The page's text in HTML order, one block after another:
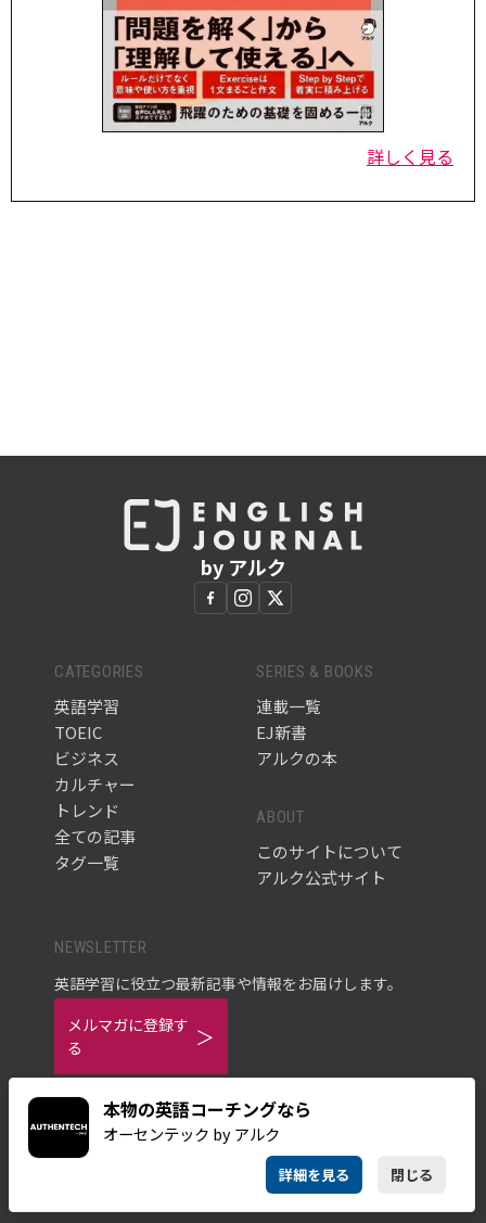
詳しく見る
本物の英語コーチングなら
オーセンテック by アルク
詳細を見る 閉じる
by アルク
CATEGORIES
英語学習
TOEIC
ビジネス
カルチャー
トレンド
全ての記事
タグ一覧
SERIES & BOOKS
連載一覧
EJ新書
アルクの本
ABOUT
このサイトについて
アルク公式サイト
NEWSLETTER
英語学習に役立つ最新記事や情報をお届けします。
メルマガに登録す
る
プライバシーポリシー